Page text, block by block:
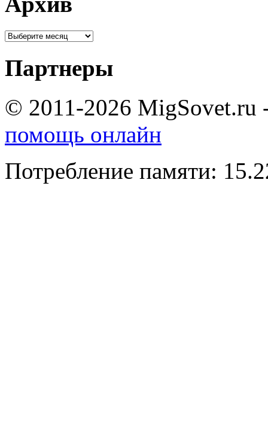
Партнеры
© 2011-2026 MigSovet.ru
помощь онлайн
Потребление памяти: